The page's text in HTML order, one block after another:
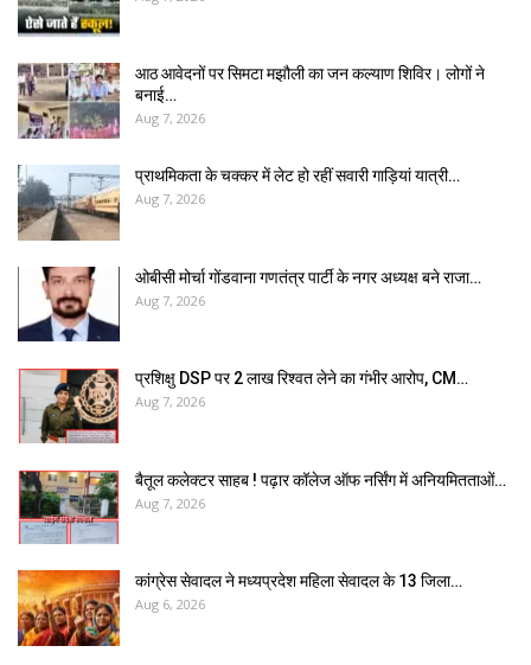
आठ आवेदनों पर सिमटा मझौली का जन कल्याण शिविर। लोगों ने
बनाई…
Aug 7, 2026
प्राथमिकता के चक्कर में लेट हो रहीं सवारी गाड़ियां यात्री…
Aug 7, 2026
ओबीसी मोर्चा गोंडवाना गणतंत्र पार्टी के नगर अध्यक्ष बने राजा…
Aug 7, 2026
प्रशिक्षु DSP पर ₹2 लाख रिश्वत लेने का गंभीर आरोप, CM…
Aug 7, 2026
बैतूल कलेक्टर साहब ! पढ़ार कॉलेज ऑफ नर्सिंग में अनियमितताओं…
Aug 7, 2026
कांग्रेस सेवादल ने मध्यप्रदेश महिला सेवादल के 13 जिला…
Aug 6, 2026